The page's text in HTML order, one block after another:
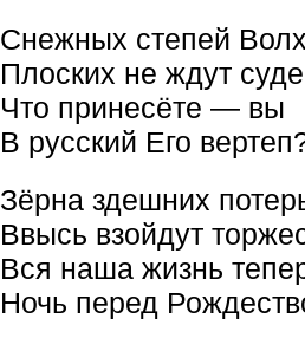
Снежных степей
Плоских не ждут
Что принесёте — вы
В русский Его
Зёрна здешних
Ввысь взойдут
Вся наша жизнь
Ночь перед